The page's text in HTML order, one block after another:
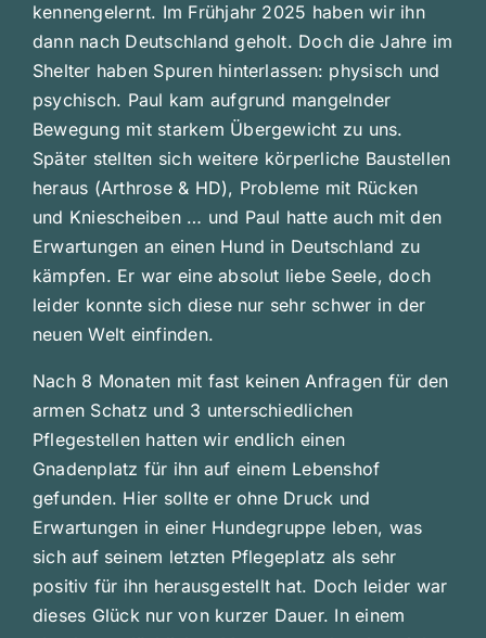
kennengelernt. Im Frühjahr 2025 haben wir ihn
dann nach Deutschland geholt. Doch die Jahre im
Shelter haben Spuren hinterlassen: physisch und
psychisch. Paul kam aufgrund mangelnder
Bewegung mit starkem Übergewicht zu uns.
Später stellten sich weitere körperliche Baustellen
heraus (Arthrose & HD), Probleme mit Rücken
und Kniescheiben … und Paul hatte auch mit den
Erwartungen an einen Hund in Deutschland zu
kämpfen. Er war eine absolut liebe Seele, doch
leider konnte sich diese nur sehr schwer in der
neuen Welt einfinden.
Nach 8 Monaten mit fast keinen Anfragen für den
armen Schatz und 3 unterschiedlichen
Pflegestellen hatten wir endlich einen
Gnadenplatz für ihn auf einem Lebenshof
gefunden. Hier sollte er ohne Druck und
Erwartungen in einer Hundegruppe leben, was
sich auf seinem letzten Pflegeplatz als sehr
positiv für ihn herausgestellt hat. Doch leider war
dieses Glück nur von kurzer Dauer. In einem